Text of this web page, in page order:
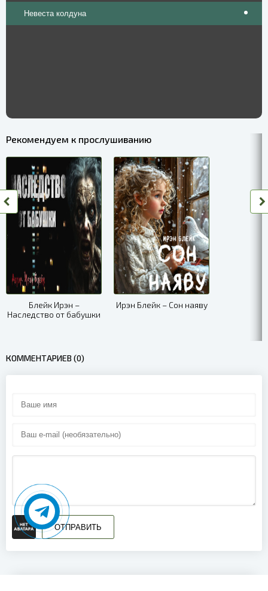
Невеста колдуна
Рекомендуем к прослушиванию
Блейк Ирэн –
Наследство от бабушки
Ирэн Блейк – Сон наяву
КОММЕНТАРИЕВ (0)
ОТПРАВИТЬ